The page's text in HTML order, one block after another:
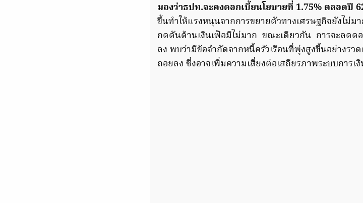
มองว่าธปท.จะคงดอกเบี้ยนโยบายที่ 1.75% ตลอดปี
ขึ้นทำให้แรงหนุนจากการขยายตัวทางเศรษฐกิจยังไม่
กดดันด้านเงินเฟ้อมีไม่มาก ขณะเดียวกัน การจะลดด
ลง พบว่ามีข้อจำกัดจากหนี้ครัวเรือนที่พุ่งสูงขึ้นอย่างรว
ถอยลง ซึ่งอาจเพิ่มความเสี่ยงต่อเสถียรภาพระบบการเงิ